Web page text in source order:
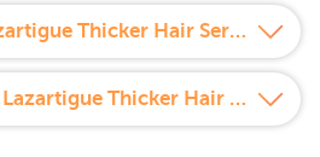
¿Cómo usar Lazartigue Thicker Hair Serum Anticaída?
Propiedades de Lazartigue Thicker Hair Serum Anticaída